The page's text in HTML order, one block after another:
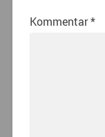
Kommentar*